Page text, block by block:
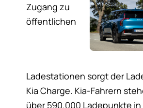
Zugang zu
öffentlichen
Ladestationen sorgt der
Kia Charge. Kia-Fahrern
über 590.000 Ladepunkte in